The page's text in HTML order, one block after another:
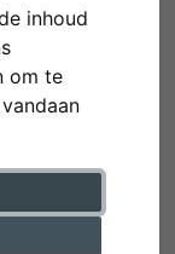
inhoud
om te
New Lifestyle
€ *